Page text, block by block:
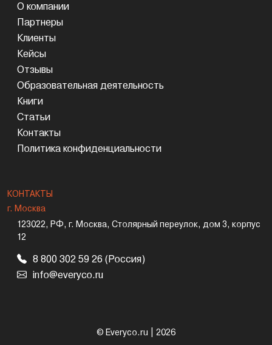
© Everyco.ru | 2026
О компании
Партнеры
Клиенты
Кейсы
Отзывы
Образовательная деятельность
Книги
Статьи
Контакты
Политика конфиденциальности
КОНТАКТЫ
г. Москва
123022, РФ, г. Москва, Столярный переулок, дом 3, корпус
12
8 800 302 59 26 (Россия)
info@everyco.ru